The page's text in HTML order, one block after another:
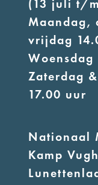
(13 juli t/
Maandag,
vrijdag
Zaterdag
17.00 uur
Nationaal
Kamp